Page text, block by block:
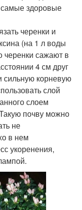
самые здоровые
черенки и
(на 1 л воды
черенки сажают в
4 см друг
сильную корневую
слой
слоем
почву можно
не
в нем
укоренения,